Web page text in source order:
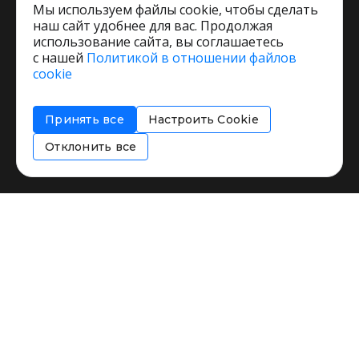
Пользовательское соглашение
Соглашение об информировании
Политика использования cookies
Мы используем файлы cookie, чтобы сделать
наш сайт удобнее для вас. Продолжая
использование сайта, вы соглашаетесь
с нашей Политикой в отношении файлов
cookie
Принять все
Настроить Cookie
Отклонить все